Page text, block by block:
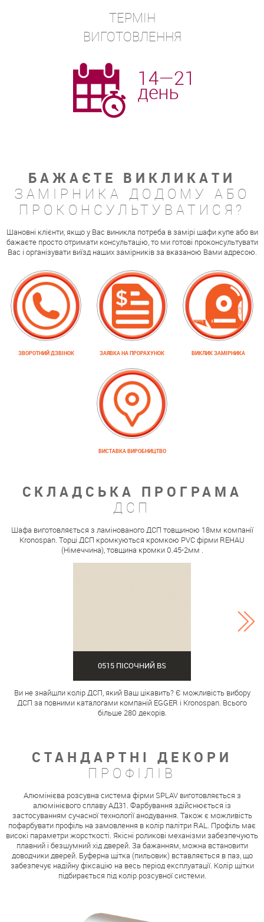
ТЕРМІН
ВИГОТОВЛЕННЯ
БАЖАЄТЕ ВИКЛИКАТИ
ЗАМІРНИКА ДОДОМУ АБО
ПРОКОНСУЛЬТУВАТИСЯ?
Шановні клієнти, якщо у Вас виникла потреба в замірі шафи купе або ви
бажаєте просто отримати консультацію, то ми готові проконсультувати
Вас і організувати виїзд наших замірників за вказаною Вами адресою.
ЗВОРОТНИЙ ДЗВІНОК ЗАЯВКА НА ПРОРАХУНОК ВИКЛИК ЗАМІРНИКА
ВИСТАВКА ВИРОБНИЦТВО
СКЛАДСЬКА ПРОГРАМА
ДСП
Шафа виготовляється з ламінованого ДСП товщиною 18мм компанії
Kronospan. Торці ДСП кромкуються кромкою PVC фірми REHAU
(Німеччина), товщина кромки 0.45-2мм .
0515 ПІСОЧНИЙ BS
Ви не знайшли колір ДСП, який Ваш цікавить? Є можливість вибору
ДСП за повними каталогами компаній EGGER і Kronospan. Всього
більше 280 декорів.
СТАНДАРТНІ ДЕКОРИ
ПРОФІЛІВ
Алюмінієва розсувна система фірми SPLAV виготовляється з
алюмінієвого сплаву АД31. Фарбування здійснюється із
застосуванням сучасної технології анодування. Також є можливість
пофарбувати профіль на замовлення в колір палітри RAL. Профіль має
високі параметри жорсткості. Якісні роликові механізми забезпечують
плавний і безшумний хід дверей. За бажанням, можна встановити
доводчики дверей. Буферна щітка (пильовик) вставляється в паз, що
забезпечує надійну фіксацію на весь період експлуатації. Колір щітки
підбирається під колір розсувної системи.